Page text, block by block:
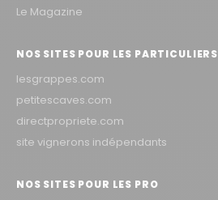
Le Magazine
NOS SITES POUR LES PARTICULIERS
lesgrappes.com
petitescaves.com
directpropriete.com
site vignerons indépendants
NOS SITES POUR LES PRO